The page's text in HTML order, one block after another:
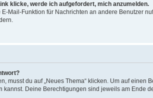
klicke, werde ich aufgefordert, mich anzumelden.
Mail-Funktion für Nachrichten an andere Benutzer
musst du auf „Neues Thema“ klicken. Um auf
Deine Berechtigungen sind jeweils am Ende